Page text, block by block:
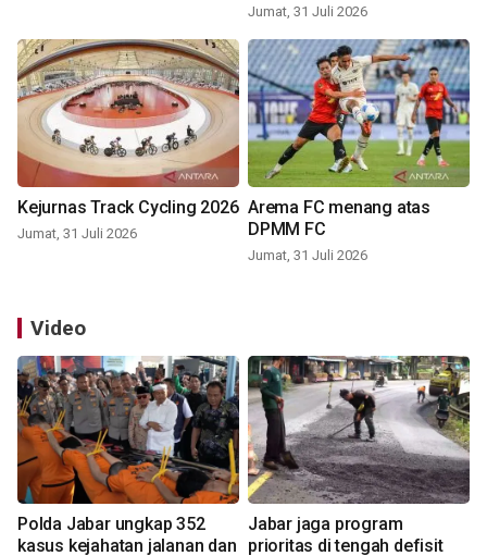
Jumat, 31 Juli 2026
Kejurnas Track Cycling 2026
Jumat, 31 Juli 2026
Arema FC menang atas
DPMM FC
Jumat, 31 Juli 2026
Video
Polda Jabar ungkap 352
kasus kejahatan jalanan dan
Jabar jaga program
prioritas di tengah defisit